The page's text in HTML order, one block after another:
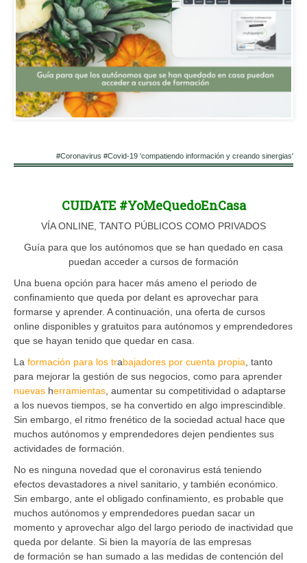
#Coronavirus #Covid-19 'compatiendo información y creando sinergias'
CUIDATE #YoMeQuedoEnCasa
VÍA ONLINE, TANTO PÚBLICOS COMO PRIVADOS
Guía para que los autónomos que se han quedado en casa
puedan acceder a cursos de formación
Una buena opción para hacer más ameno el periodo de
confinamiento que queda por delant es aprovechar para
formarse y aprender. A continuación, una oferta de cursos
online disponibles y gratuitos para autónomos y emprendedores
que se hayan tenido que quedar en casa.
La formación para los trabajadores por cuenta propia , tanto
para mejorar la gestión de sus negocios, como para aprender
nuevas herramientas , aumentar su competitividad o adaptarse
a los nuevos tiempos, se ha convertido en algo imprescindible.
Sin embargo, el ritmo frenético de la sociedad actual hace que
muchos autónomos y emprendedores dejen pendientes sus
actividades de formación.
No es ninguna novedad que el coronavirus está teniendo
efectos devastadores a nivel sanitario, y también económico.
Sin embargo, ante el obligado confinamiento, es probable que
muchos autónomos y emprendedores puedan sacar un
momento y aprovechar algo del largo periodo de inactividad que
queda por delante. Si bien la mayoría de las empresas
de formación se han sumado a las medidas de contención del